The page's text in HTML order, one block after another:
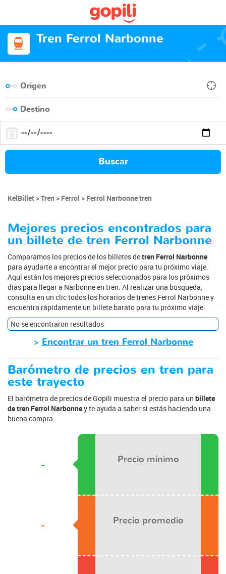
Tren Ferrol Narbonne
Buscar
KelBillet Tren Ferrol Ferrol Narbonne tren
Mejores precios encontrados para
un billete de tren Ferrol Narbonne
Comparamos los precios de los billetes detren Ferrol Narbonne
para ayudarte a encontrar el mejor precio para tu próximo viaje.
Aquí están los mejores precios seleccionados para los próximos
días para llegar a Narbonne en tren. Al realizar una búsqueda,
consulta en un clic todos los horarios de trenes Ferrol Narbonne y
encuentra rápidamente un billete barato para tu próximo viaje.
No se encontraron resultados
> Encontrar un tren Ferrol Narbonne
Barómetro de precios en tren para
este trayecto
El barómetro de precios de Gopili muestra el precio para un billete
de tren Ferrol Narbonney te ayuda a saber si estás haciendo una
buena compra:
-
-
Precio mínimo
Precio promedio